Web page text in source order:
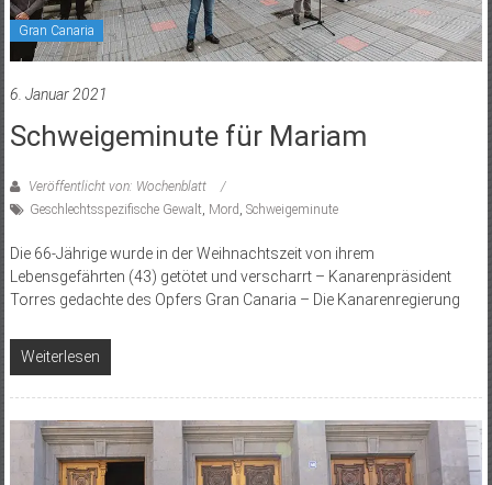
Gran Canaria
6. Januar 2021
Schweigeminute für Mariam
Veröffentlicht von: Wochenblatt
Geschlechtsspezifische Gewalt, Mord , Schweigeminute
Die 66-Jährige wurde in der Weihnachtszeit von ihrem
Lebensgefährten (43) getötet und verscharrt – Kanarenpräsident
Torres gedachte des Opfers Gran Canaria – Die Kanarenregierung
Weiterlesen